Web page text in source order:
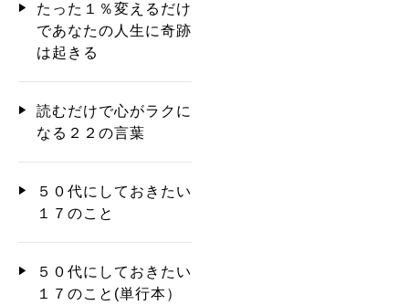
たった１％変えるだけ
であなたの人生に奇跡
は起きる
読むだけで心がラクに
なる２２の言葉
５０代にしておきたい
１７のこと
５０代にしておきたい
１７のこと(単行本）